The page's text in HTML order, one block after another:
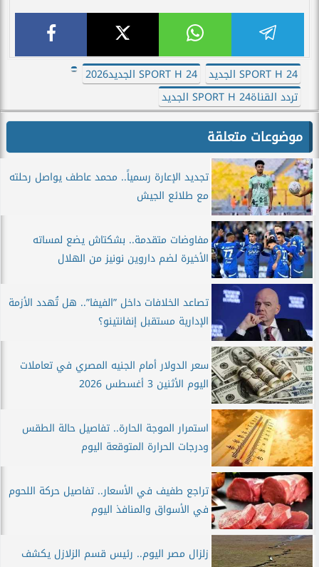
SPORT H 24 الجديد
SPORT H 24 الجديد2026
تردد القناةSPORT H 24 الجديد
موضوعات متعلقة
تجديد الإعارة رسمياً.. محمد عاطف يواصل رحلته
مع طلائع الجيش
مفاوضات متقدمة.. بشكتاش يضع لمساته
الأخيرة لضم داروين نونيز من الهلال
تصاعد الخلافات داخل ”الفيفا”.. هل تُهدد الأزمة
الإدارية مستقبل إنفانتينو؟
سعر الدولار أمام الجنيه المصري في تعاملات
اليوم الأثنين 3 أغسطس 2026
استمرار الموجة الحارة.. تفاصيل حالة الطقس
ودرجات الحرارة المتوقعة اليوم
تراجع طفيف في الأسعار.. تفاصيل حركة اللحوم
في الأسواق والمنافذ اليوم
زلزال مصر اليوم.. رئيس قسم الزلازل يكشف